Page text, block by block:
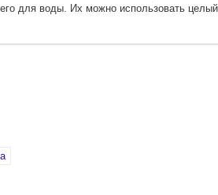
для воды. Их можно использовать